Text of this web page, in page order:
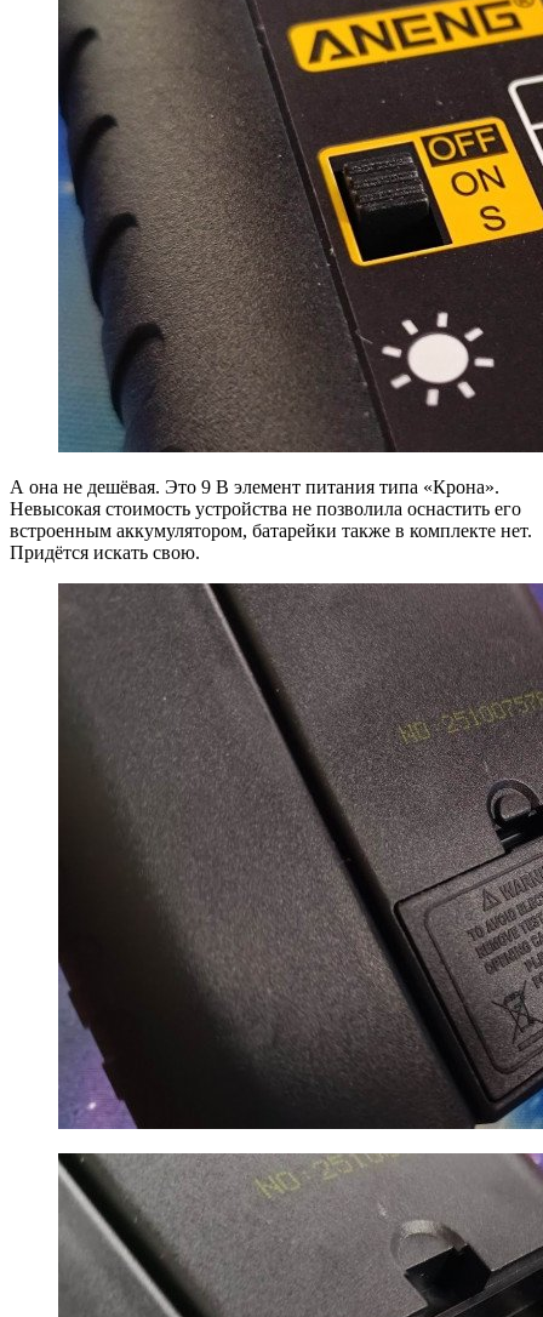
А она не дешёвая. Это 9 В элемент питания типа «Крона».
Невысокая стоимость устройства не позволила оснастить его
встроенным аккумулятором, батарейки также в комплекте нет.
Придётся искать свою.